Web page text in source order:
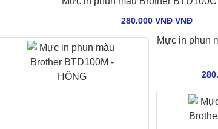
280.000 VNĐ VNÐ
Mực in phun